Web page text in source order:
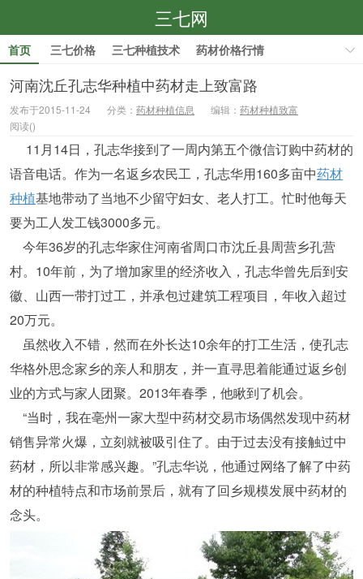
三七网
首页 三七价格 三七种植技术
药材价格行情
药材种植技术
河南沈丘孔志华种植中药材走上致富路
发布于2015-11-24 分类： 药材种植信息 编辑： 药材种植致富
阅读()
11月14日，孔志华接到了一周内第五个微信订购中药材的
语音电话。作为一名返乡农民工，孔志华用160多亩中药材
种植基地带动了当地不少留守妇女、老人打工。忙时他每天
要为工人发工钱3000多元。
今年36岁的孔志华家住河南省周口市沈丘县周营乡孔营
村。10年前，为了增加家里的经济收入，孔志华曾先后到安
徽、山西一带打过工，并承包过建筑工程项目，年收入超过
20万元。
虽然收入不错，然而在外长达10余年的打工生活，使孔志
华格外思念家乡的亲人和朋友，并一直寻思着能通过返乡创
业的方式与家人团聚。2013年春季，他瞅到了机会。
“当时，我在亳州一家大型中药材交易市场偶然发现中药材
销售异常火爆，立刻就被吸引住了。由于过去没有接触过中
药材，所以非常感兴趣。”孔志华说，他通过网络了解了中药
材的种植特点和市场前景后，就有了回乡规模发展中药材的
念头。